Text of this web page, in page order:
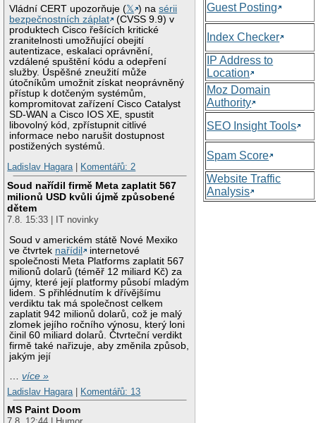
Vládní CERT upozorňuje (𝕏 ) nasérii
bezpečnostních záplat
(CVSS 9.9) v
produktech Cisco řešících kritické
zranitelnosti umožňující obejití
autentizace, eskalaci oprávnění,
vzdálené spuštění kódu a odepření
služby. Úspěšné zneužití může
útočníkům umožnit získat neoprávněný
přístup k dotčeným systémům,
kompromitovat zařízení Cisco Catalyst
SD-WAN a Cisco IOS XE, spustit
libovolný kód, zpřístupnit citlivé
informace nebo narušit dostupnost
postižených systémů.
Ladislav Hagara| Komentářů: 2
Soud nařídil firmě Meta zaplatit 567
milionů USD kvůli újmě způsobené
dětem
7.8. 15:33 | IT novinky
Soud v americkém státě Nové Mexiko
ve čtvrtek nařídil
internetové
společnosti Meta Platforms zaplatit 567
milionů dolarů (téměř 12 miliard Kč) za
újmy, které její platformy působí mladým
lidem. S přihlédnutím k dřívějšímu
verdiktu tak má společnost celkem
zaplatit 942 milionů dolarů, což je malý
zlomek jejího ročního výnosu, který loni
činil 60 miliard dolarů. Čtvrteční verdikt
firmě také nařizuje, aby změnila způsob,
jakým její
…více »
Ladislav Hagara
Komentářů: 13
MS Paint Doom
Guest Posting
Index Checker
IP Address to
Location
Moz Domain
Authority
SEO Insight Tools
Spam Score
Website Traffic
Analysis